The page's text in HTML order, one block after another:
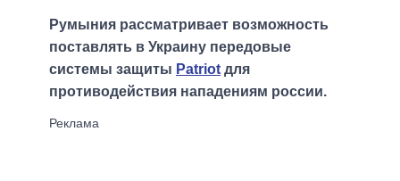
Румыния рассматривает возможность
поставлять в Украину передовые
системы защиты Patriot для
противодействия нападениям россии.